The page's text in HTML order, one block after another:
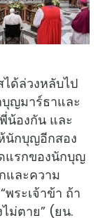
ล่วงหลับไป
บุญมาร์ธาและ
น้องกัน และ
นักบุญอีกสอง
แรกของนักบุญ
และความ
พระเจ้าข้า ถ้า
ม่ตาย” (ยน.